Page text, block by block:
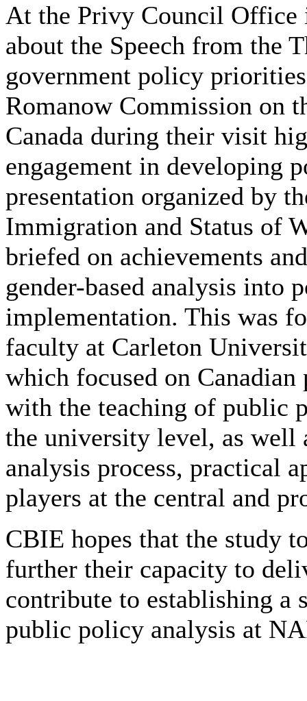
At the Privy Council Office
about the Speech from the
government policy
Romanow Commission on
Canada during their visit
engagement in developing
presentation organized by
Immigration and Status of
briefed on achievements
gender-based analysis into
implementation. This was
faculty at Carleton
which focused on Canadian
with the teaching of public
the university level, as well
analysis process, practical
players at the central and
CBIE hopes that the study
further their capacity to
contribute to establishing a
public policy analysis at